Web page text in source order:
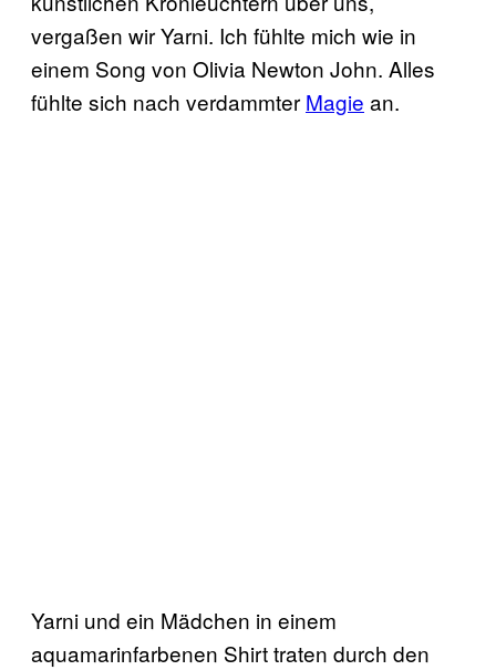
vergaßen wir Yarni. Ich fühlte mich wie in
einem Song von Olivia Newton John. Alles
fühlte sich nach verdammter Magie an.
Yarni und ein Mädchen in einem
aquamarinfarbenen Shirt traten durch den